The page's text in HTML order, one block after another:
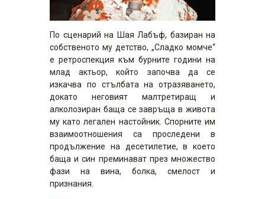
По сценарий на Шая Лабъф, базиран на
собственото му детство, „Сладко момче“
е ретроспекция към бурните години на
млад актьор, който започва да се
изкачва по стълбата на отразяването,
докато неговият малтретиращ и
алколозиран баща се завръща в живота
му като легален настойник. Спорните им
взаимоотношения са проследени в
продължение на десетилетие, в което
баща и син преминават през множество
фази на вина, болка, смелост и
признания.